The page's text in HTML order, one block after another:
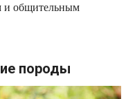
и общительным
породы